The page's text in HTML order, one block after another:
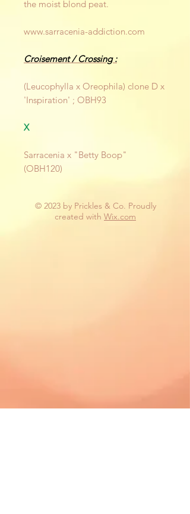
the moist blond peat.
www.sarracenia-addiction.com
Croisement / Crossing :
(Leucophylla x Oreophila) clone D x
'Inspiration' ; OBH93
X
Sarracenia x "Betty Boop"
(OBH120)
© 2023 by Prickles & Co. Proudly
created with Wix.com